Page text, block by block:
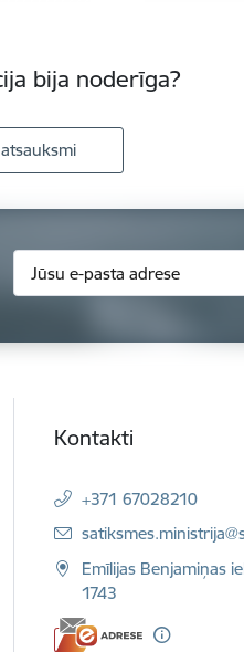
bija noderīga?
Kontakti
+371 67028210
E-pasts:
Emīlijas Benjamiņas
1743